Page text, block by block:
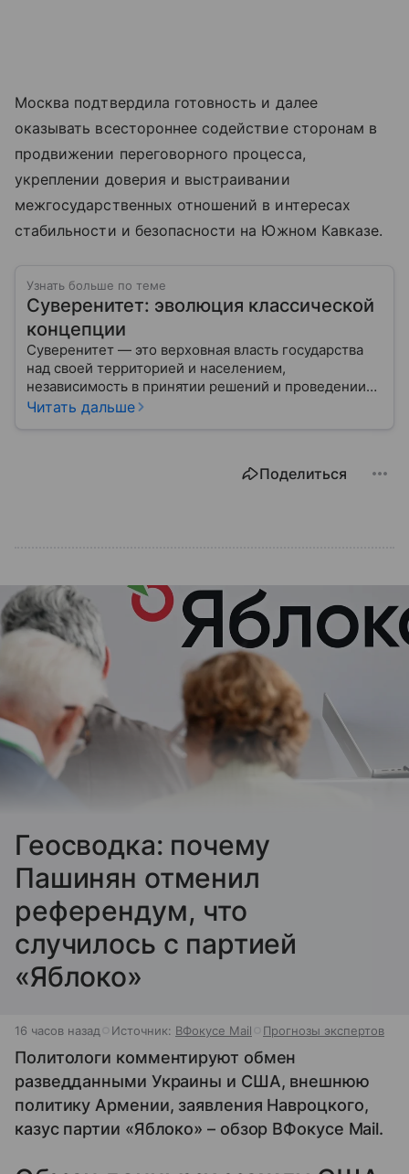
Москва подтвердила готовность и далее
оказывать всестороннее содействие сторонам в
продвижении переговорного процесса,
укреплении доверия и выстраивании
межгосударственных отношений в интересах
стабильности и безопасности на Южном Кавказе.
Узнать больше по теме
Суверенитет: эволюция классической
концепции
Суверенитет — это верховная власть государства
над своей территорией и населением,
независимость в принятии решений и проведении
внешней политики.
Читать дальше
Поделиться
Геосводка: почему
Пашинян отменил
референдум, что
случилось с партией
«Яблоко»
16 часов назад Источник: ВФокусе Mail Прогнозы экспертов
Политологи комментируют обмен
разведданными Украины и США, внешнюю
политику Армении, заявления Навроцкого,
казус партии «Яблоко» – обзор ВФокусе Mail.